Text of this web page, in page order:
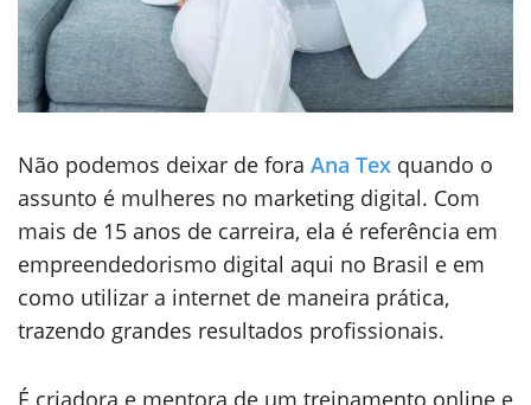
Não podemos deixar de fora Ana Tex quando o
assunto é mulheres no marketing digital. Com
mais de 15 anos de carreira, ela é referência em
empreendedorismo digital aqui no Brasil e em
como utilizar a internet de maneira prática,
trazendo grandes resultados profissionais.